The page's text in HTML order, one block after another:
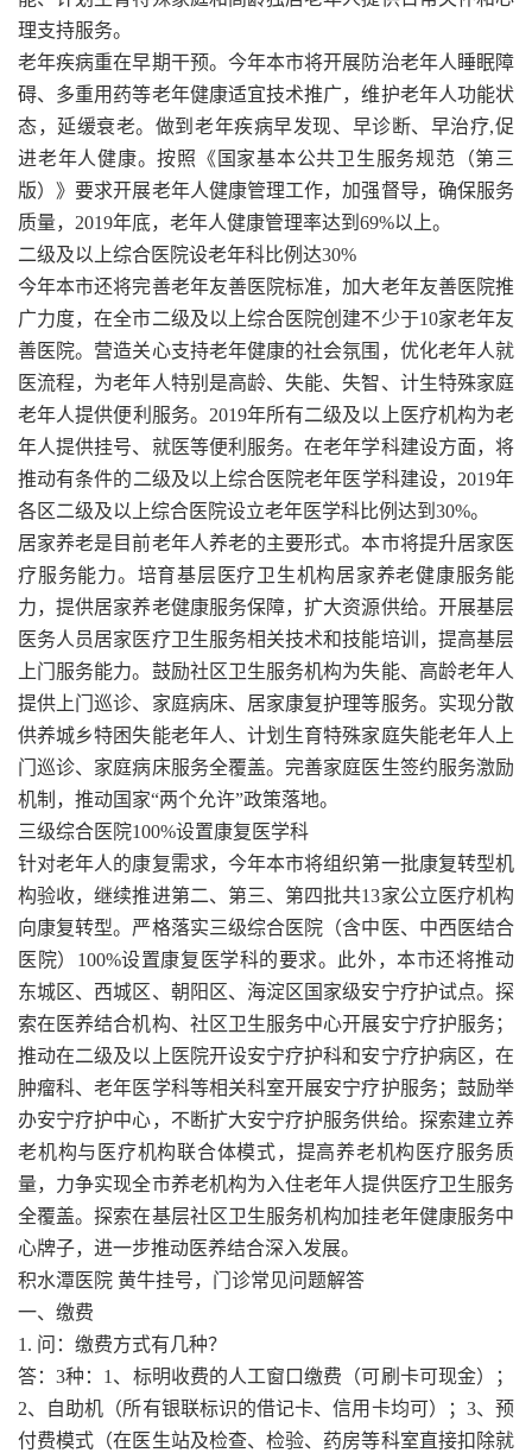
理支持服务。
老年疾病重在早期干预。今年本市将开展防治老年人睡眠障
碍、多重用药等老年健康适宜技术推广，维护老年人功能状
态，延缓衰老。做到老年疾病早发现、早诊断、早治疗,促
进老年人健康。按照《国家基本公共卫生服务规范（第三
版）》要求开展老年人健康管理工作，加强督导，确保服务
质量，2019年底，老年人健康管理率达到69%以上。
二级及以上综合医院设老年科比例达30%
今年本市还将完善老年友善医院标准，加大老年友善医院推
广力度，在全市二级及以上综合医院创建不少于10家老年友
善医院。营造关心支持老年健康的社会氛围，优化老年人就
医流程，为老年人特别是高龄、失能、失智、计生特殊家庭
老年人提供便利服务。2019年所有二级及以上医疗机构为老
年人提供挂号、就医等便利服务。在老年学科建设方面，将
推动有条件的二级及以上综合医院老年医学科建设，2019年
各区二级及以上综合医院设立老年医学科比例达到30%。
居家养老是目前老年人养老的主要形式。本市将提升居家医
疗服务能力。培育基层医疗卫生机构居家养老健康服务能
力，提供居家养老健康服务保障，扩大资源供给。开展基层
医务人员居家医疗卫生服务相关技术和技能培训，提高基层
上门服务能力。鼓励社区卫生服务机构为失能、高龄老年人
提供上门巡诊、家庭病床、居家康复护理等服务。实现分散
供养城乡特困失能老年人、计划生育特殊家庭失能老年人上
门巡诊、家庭病床服务全覆盖。完善家庭医生签约服务激励
机制，推动国家“两个允许”政策落地。
三级综合医院100%设置康复医学科
针对老年人的康复需求，今年本市将组织第一批康复转型机
构验收，继续推进第二、第三、第四批共13家公立医疗机构
向康复转型。严格落实三级综合医院（含中医、中西医结合
医院）100%设置康复医学科的要求。此外，本市还将推动
东城区、西城区、朝阳区、海淀区国家级安宁疗护试点。探
索在医养结合机构、社区卫生服务中心开展安宁疗护服务；
推动在二级及以上医院开设安宁疗护科和安宁疗护病区，在
肿瘤科、老年医学科等相关科室开展安宁疗护服务；鼓励举
办安宁疗护中心，不断扩大安宁疗护服务供给。探索建立养
老机构与医疗机构联合体模式，提高养老机构医疗服务质
量，力争实现全市养老机构为入住老年人提供医疗卫生服务
全覆盖。探索在基层社区卫生服务机构加挂老年健康服务中
心牌子，进一步推动医养结合深入发展。
积水潭医院 黄牛挂号，门诊常见问题解答
一、缴费
1. 问：缴费方式有几种？
答：3种：1、标明收费的人工窗口缴费（可刷卡可现金）；
2、自助机（所有银联标识的借记卡、信用卡均可）；3、预
付费模式（在医生站及检查、检验、药房等科室直接扣除就